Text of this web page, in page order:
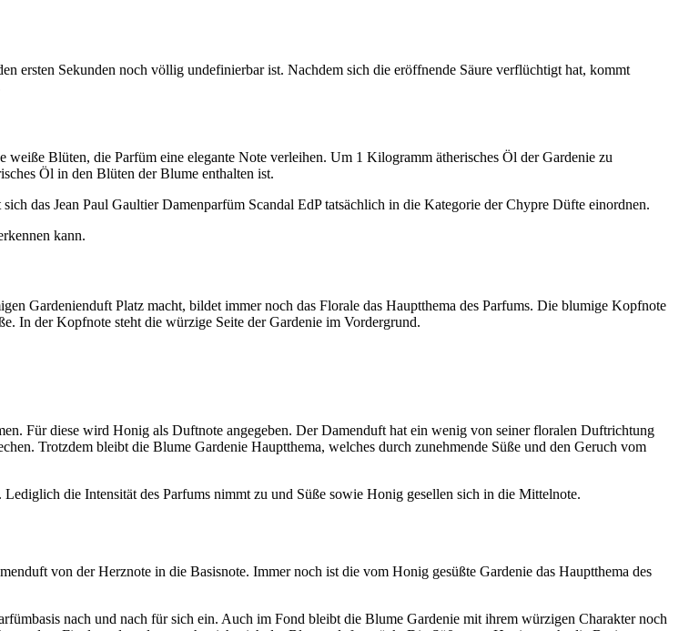
ersten Sekunden noch völlig undefinierbar ist. Nachdem sich die eröffnende Säure verflüchtigt hat, kommt
Blüten, die Parfüm eine elegante Note verleihen. Um 1 Kilogramm ätherisches Öl der Gardenie zu
Öl in den Blüten der Blume enthalten ist.
das Jean Paul Gaultier Damenparfüm Scandal EdP tatsächlich in die Kategorie der Chypre Düfte einordnen.
kann.
Gardenienduft Platz macht, bildet immer noch das Florale das Hauptthema des Parfums. Die blumige Kopfnote
In der Kopfnote steht die würzige Seite der Gardenie im Vordergrund.
Für diese wird Honig als Duftnote angegeben. Der Damenduft hat ein wenig von seiner floralen Duftrichtung
Trotzdem bleibt die Blume Gardenie Hauptthema, welches durch zunehmende Süße und den Geruch vom
die Intensität des Parfums nimmt zu und Süße sowie Honig gesellen sich in die Mittelnote.
von der Herznote in die Basisnote. Immer noch ist die vom Honig gesüßte Gardenie das Hauptthema des
nach und nach für sich ein. Auch im Fond bleibt die Blume Gardenie mit ihrem würzigen Charakter noch